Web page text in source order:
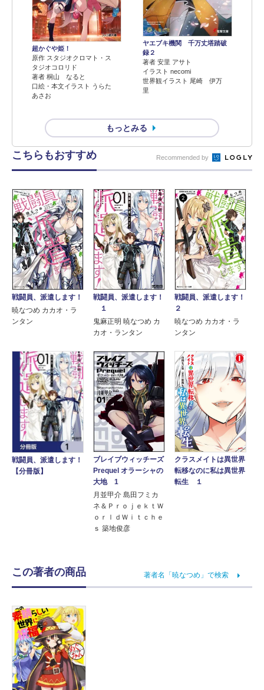
超かぐや姫！
原作 スタジオクロマト・ス
タジオコロリド
著者 桐山 なると
口絵・本文イラスト うらた
あさお
ヤエブキ機関 千万丈塔踏破
録２
著者 安里 アサト
イラスト necomi
世界観イラスト 尾崎 伊万
里
もっとみる
こちらもおすすめ Recommended by
戦闘員、派遣します！
暁なつめ カカオ・ラ
ンタン
戦闘員、派遣します！
１
鬼麻正明 暁なつめ カ
カオ・ランタン
戦闘員、派遣します！
２
暁なつめ カカオ・ラ
ンタン
戦闘員、派遣します！
【分冊版】
ブレイブウィッチーズ
Prequel オラーシャの
大地 1
月並甲介 島田フミカ
ネ＆ＰｒｏｊｅｋｔＷ
ｏｒｌｄＷｉｔｃｈｅ
ｓ 築地俊彦
クラスメイトは異世界
転移なのに私は異世界
転生 １
この著者の商品 著者名「暁なつめ」で検索